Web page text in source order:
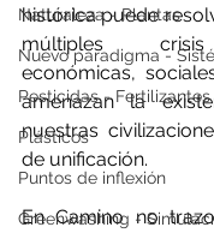
Naturaleza - Plantas
Nuevo paradigma -
Pesticidas - Fertilizantes
Plásticos
Puntos de inflexión
Greenwashing -
histórica puede
múltiples
económicas,
amenazan la
nuestras
de unificación.
En Camino no